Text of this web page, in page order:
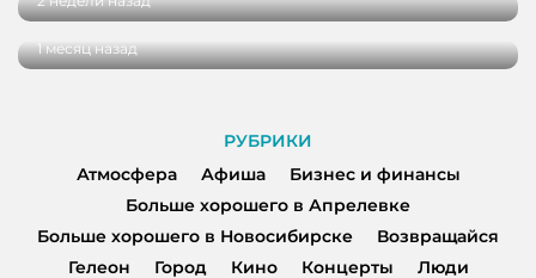
ко Дню семьи, любви и верности
1 месяц назад
РУБРИКИ
Атмосфера
Афиша
Бизнес и финансы
Больше хорошего в Апрелевке
Больше хорошего в Новосибирске
Возвращайся
Гелеон
Город Кино Концерты
Люди